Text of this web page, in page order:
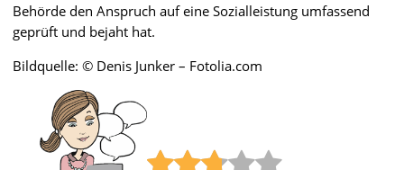
Behörde den Anspruch auf eine Sozialleistung umfassend
geprüft und bejaht hat.
Bildquelle: © Denis Junker – Fotolia.com